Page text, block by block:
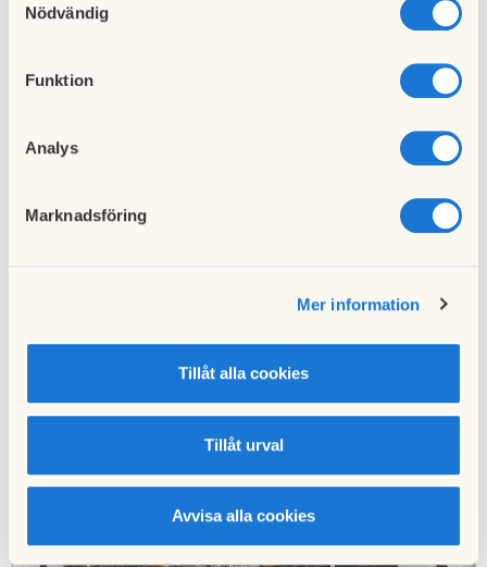
cookies och välja att endast tillåta ett urval.
Nödvändig
Funktion
Analys
Marknadsföring
Mer information
Tillåt alla cookies
Tillåt urval
Avvisa alla cookies
Kontakt
Kontakt